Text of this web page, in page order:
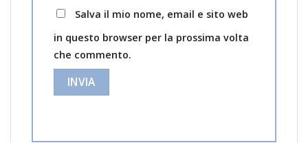
Salva il mio nome, email e sito web
in questo browser per la prossima volta
che commento.